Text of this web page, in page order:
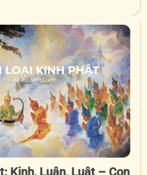
Kinh, Luận, Luật – Con